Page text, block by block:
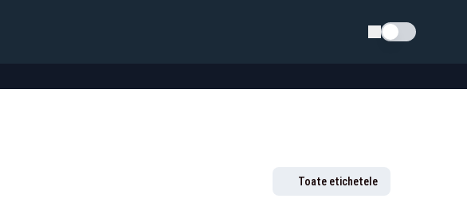
Schimba tema
Toate etichetele